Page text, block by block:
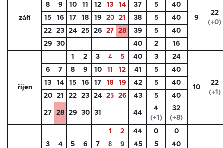
září 9
22
(+0)
8 9 10 11 12 13 14 37 5
40
15
16 17 18 19 20 21 38 5
40
22
23 24 25 26 27 28 39 5
40
29
30 40 2 16
říjen
1 2 3 4 5 40 3 24
10
22
(+1)
6 7 8 9 10 11 12 41 5
40
13
14 15 16 17 18 19 42 5
40
20
21 22 23 24 25 26 43 5 40
27 28 29 30 31 44
4
(+1)
32
(+8)
1 2 44 0 0
3 4 5 6 7 8 9 45 5
40